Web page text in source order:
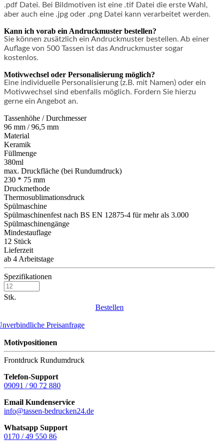
.pdf Datei. Bei Bildmotiven ist eine .tif Datei die erste Wahl,
aber auch eine .jpg oder .png Datei kann verarbeitet werden.
Kann ich vorab ein Andruckmuster bestellen?
Sie können zusätzlich ein Andruckmuster bestellen. Ab einer
Auflage von 500 Tassen ist das Andruckmuster sogar
kostenlos.
Motivwechsel oder Personalisierung möglich?
Eine individuelle Personalisierung (z.B. mit Namen) oder ein
Motivwechsel sind ebenfalls möglich. Fordern Sie hierzu
gerne ein Angebot an.
Tassenhöhe / Durchmesser
96 mm / 96,5 mm
Material
Keramik
Füllmenge
380ml
max. Druckfläche (bei Rundumdruck)
230 * 75 mm
Druckmethode
Thermosublimationsdruck
Spülmaschine
Spülmaschinenfest nach BS EN 12875-4 für mehr als 3.000
Spülmaschinengänge
Mindestauflage
12 Stück
Lieferzeit
ab 4 Arbeitstage
Spezifikationen
Stk.
Bestellen
Preisanfrage
Motivpositionen
Frontdruck Rundumdruck
Telefon-Support
09091 / 90 72 880
Email Kundenservice
info@tassen-bedrucken24.de
Whatsapp Support
0170 / 49 550 86